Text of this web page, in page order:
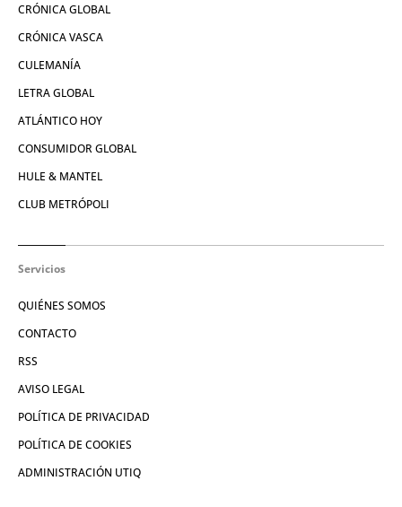
CRÓNICA GLOBAL
CRÓNICA VASCA
CULEMANÍA
LETRA GLOBAL
ATLÁNTICO HOY
CONSUMIDOR GLOBAL
HULE & MANTEL
CLUB METRÓPOLI
Servicios
QUIÉNES SOMOS
CONTACTO
RSS
AVISO LEGAL
POLÍTICA DE PRIVACIDAD
POLÍTICA DE COOKIES
ADMINISTRACIÓN UTIQ